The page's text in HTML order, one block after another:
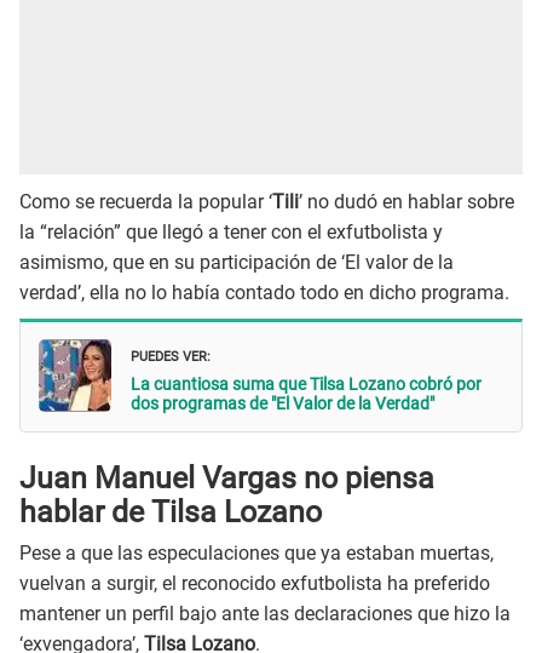
Como se recuerda la popular ‘Tili’ no dudó en hablar sobre
la “relación” que llegó a tener con el exfutbolista y
asimismo, que en su participación de ‘El valor de la
verdad’, ella no lo había contado todo en dicho programa.
PUEDES VER:
La cuantiosa suma que Tilsa Lozano cobró por
dos programas de "El Valor de la Verdad"
Juan Manuel Vargas no piensa
hablar de Tilsa Lozano
Pese a que las especulaciones que ya estaban muertas,
vuelvan a surgir, el reconocido exfutbolista ha preferido
mantener un perfil bajo ante las declaraciones que hizo la
‘exvengadora’, Tilsa Lozano.